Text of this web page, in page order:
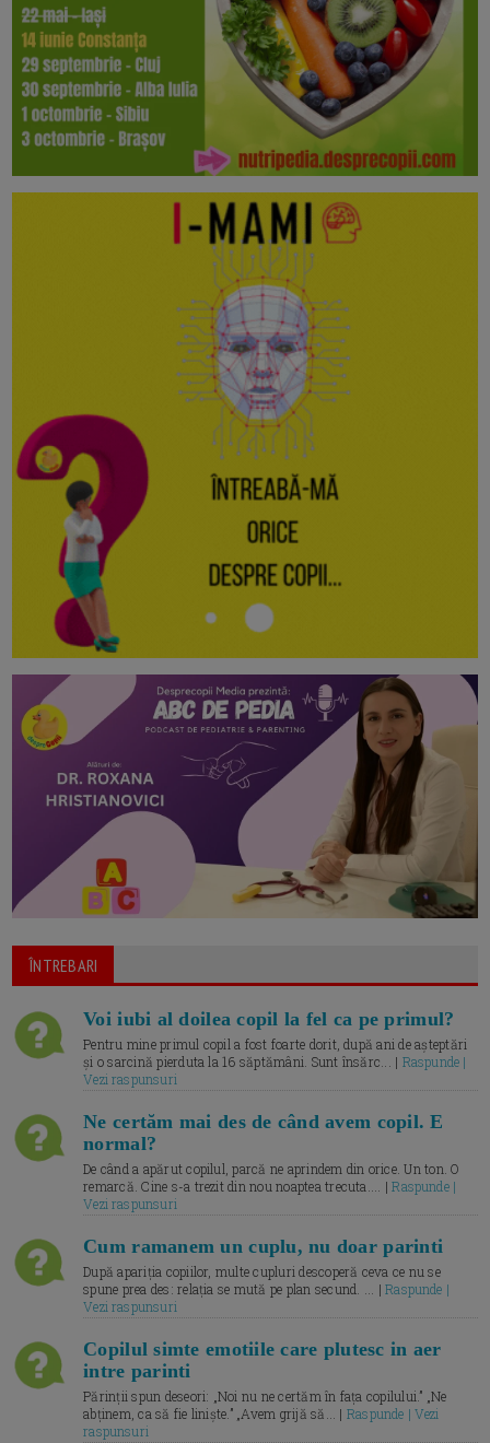
ÎNTREBARI
Voi iubi al doilea copil la fel ca pe primul?
Pentru mine primul copil a fost foarte dorit, după ani de așteptări
și o sarcină pierduta la 16 săptămâni. Sunt însărc... | Raspunde |
Vezi raspunsuri
Ne certăm mai des de când avem copil. E
normal?
De când a apărut copilul, parcă ne aprindem din orice. Un ton. O
remarcă. Cine s-a trezit din nou noaptea trecuta.... |Raspunde |
Vezi raspunsuri
Cum ramanem un cuplu, nu doar parinti
După apariția copiilor, multe cupluri descoperă ceva ce nu se
spune prea des: relația se mută pe plan secund. ... |Raspunde |
Vezi raspunsuri
Copilul simte emotiile care plutesc in aer
intre parinti
Părinții spun deseori: „Noi nu ne certăm în fața copilului.” „Ne
abținem, ca să fie liniște.” „Avem grijă să... | Raspunde | Vezi
raspunsuri